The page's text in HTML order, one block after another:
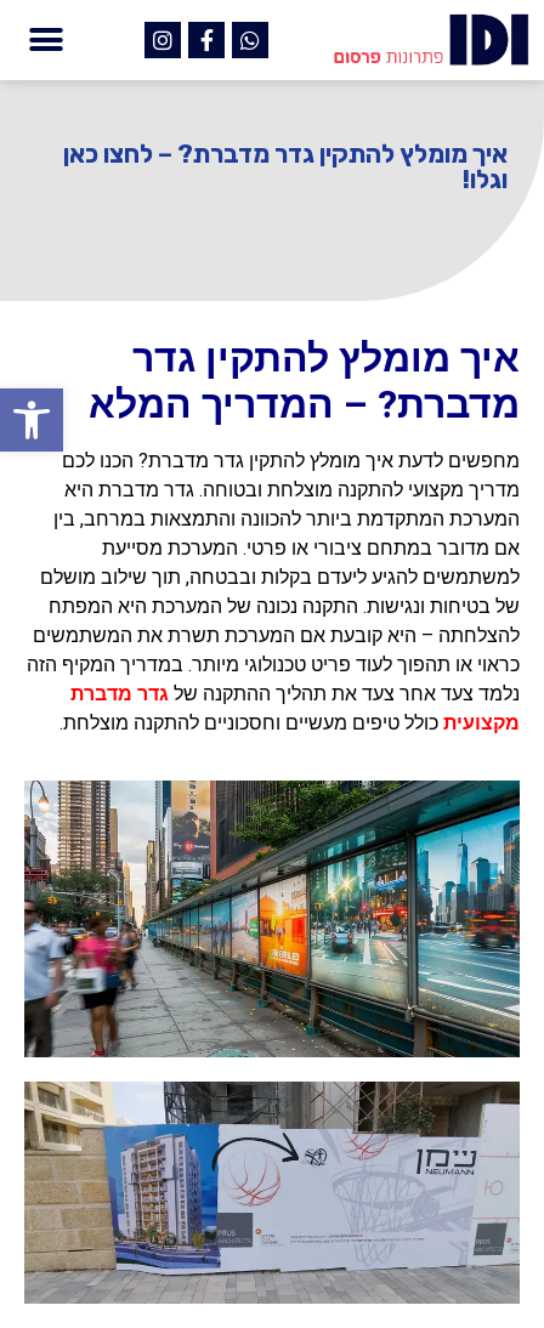
איך מומלץ להתקין גדר מדברת? – לחצו כאן
וגלו!
איך מומלץ להתקין גדר
מדברת? – המדריך המלא
מחפשים לדעת איך מומלץ להתקין גדר מדברת? הכנו לכם
מדריך מקצועי להתקנה מוצלחת ובטוחה. גדר מדברת היא
המערכת המתקדמת ביותר להכוונה והתמצאות במרחב, בין
אם מדובר במתחם ציבורי או פרטי. המערכת מסייעת
למשתמשים להגיע ליעדם בקלות ובבטחה, תוך שילוב מושלם
של בטיחות ונגישות. התקנה נכונה של המערכת היא המפתח
להצלחתה – היא קובעת אם המערכת תשרת את המשתמשים
כראוי או תהפוך לעוד פריט טכנולוגי מיותר. במדריך המקיף הזה
נלמד צעד אחר צעד את תהליך ההתקנה של גדר מדברת
מקצועית כולל טיפים מעשיים וחסכוניים להתקנה מוצלחת.